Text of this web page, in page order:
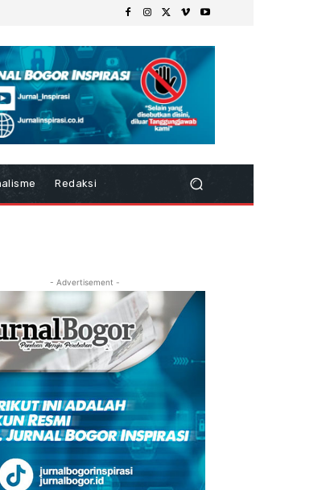
Redaksi
- Advertisement -